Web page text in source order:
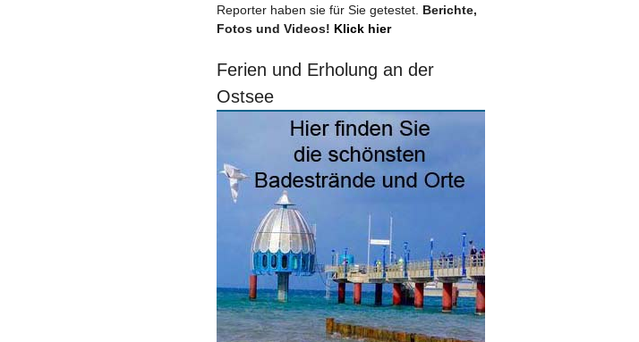
Reporter haben sie für Sie getestet. Berichte,
Fotos und Videos! Klick hier
Ferien und Erholung an der
Ostsee